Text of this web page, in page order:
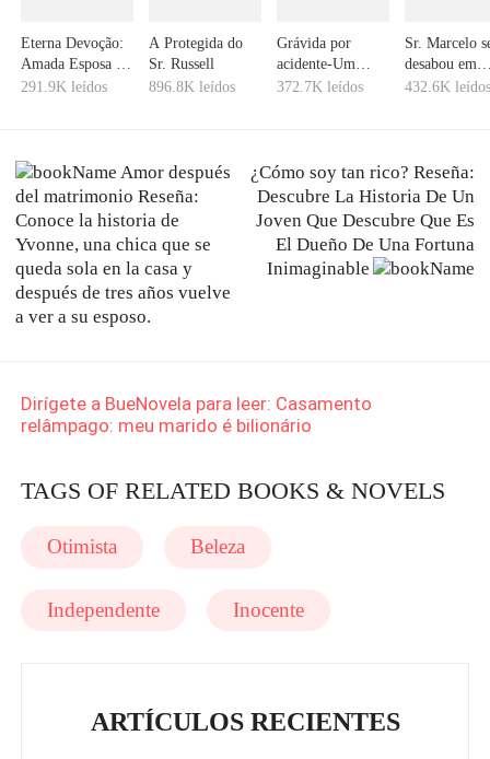
Eterna Devoção:
Amada Esposa do
Sr. Souza
291.9K leídos
A Protegida do
Sr. Russell
896.8K leídos
Grávida por
acidente-Um
chefe tirano
372.7K leídos
Sr. Marcelo
desabou em
lágrimas ao
exame de
432.6K
Amor después
del matrimonio Reseña:
Conoce la historia de
Yvonne, una chica que se
queda sola en la casa y
después de tres años vuelve
a ver a su esposo.
¿Cómo soy tan rico? Reseña:
Descubre La Historia De Un
Joven Que Descubre Que Es
El Dueño De Una Fortuna
Inimaginable
Dirígete a BueNovela para leer: Casamento
relâmpago: meu marido é bilionário
TAGS OF RELATED BOOKS & NOVELS
Otimista Beleza
Independente Inocente
ARTÍCULOS RECIENTES